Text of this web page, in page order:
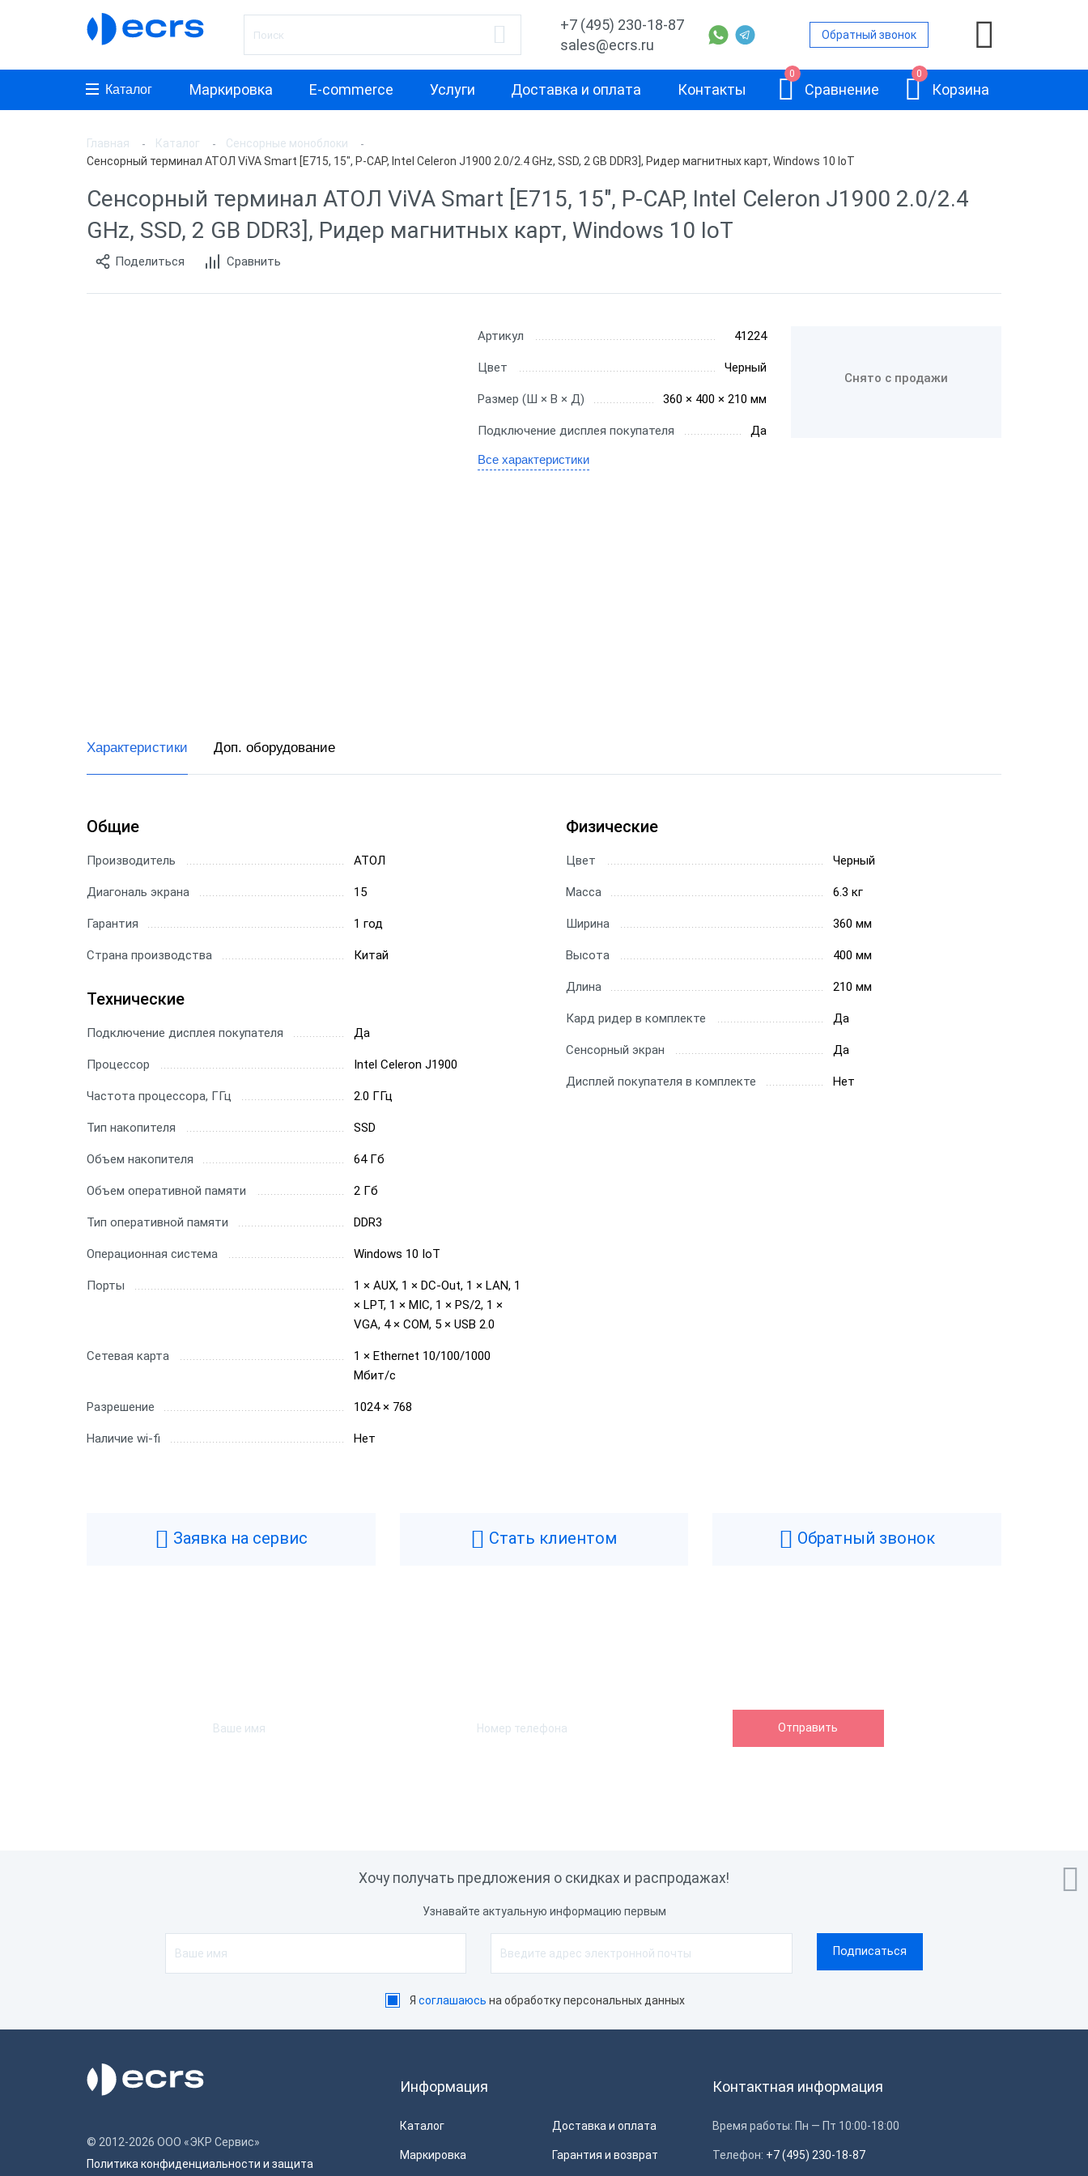
+7 (495) 230-18-87
sales@ecrs.ru
Обратный звонок
Каталог Маркировка E-commerce Услуги Доставка и оплата Контакты
0
Сравнение
0
Корзина
Производитель
Для кафе
Для ломбарда
Для миниотеля
Для гостиницы
Для салона красоты
производительность
С кард ридером
Главная Каталог
Сенсорные моноблоки
Сенсорный терминал АТОЛ ViVA Smart [E715, 15", P-CAP, Intel Celeron J1900 2.0/2.4 GHz, SSD, 2 GB DDR3], Ридер магнитных карт, Windows 10 IoT
Сенсорный терминал АТОЛ ViVA Smart [E715, 15", P-CAP, Intel Celeron J1900 2.0/2.4
GHz, SSD, 2 GB DDR3], Ридер магнитных карт, Windows 10 IoT
Поделиться Сравнить
Артикул 41224
Цвет Черный
Размер (Ш × В × Д) 360 × 400 × 210 мм
Подключение дисплея покупателя Да
Все характеристики
Снято с продажи
Характеристики Доп. оборудование
Общие
Производитель АТОЛ
Диагональ экрана 15
Гарантия 1 год
Страна производства Китай
Технические
Подключение дисплея покупателя Да
Процессор Intel Celeron J1900
Частота процессора, ГГц 2.0 ГГц
Тип накопителя SSD
Объем накопителя 64 Гб
Объем оперативной памяти 2 Гб
Тип оперативной памяти DDR3
Операционная система Windows 10 IoT
Порты
1 × AUX, 1 × DC-Out, 1 × LAN, 1
× LPT, 1 × MIC, 1 × PS/2, 1 ×
VGA, 4 × COM, 5 × USB 2.0
Сетевая карта
1 × Ethernet 10/100/1000
Мбит/с
Разрешение 1024 × 768
Наличие wi-fi Нет
Физические
Цвет Черный
Масса 6.3 кг
Ширина 360 мм
Высота 400 мм
Длина 210 мм
Кард ридер в комплекте Да
Сенсорный экран Да
Дисплей покупателя в комплекте Нет
1С:Розница 8 ПРОФ. 1С:Розница 8. Базовая версия Frontol 6
Заявка на сервис Стать клиентом Обратный звонок

Хочу получать предложения о скидках и распродажах!
Узнавайте актуальную информацию первым
Я соглашаюсь на обработку персональных данных
© 2012-2026 ООО «ЭКР Сервис»
Политика конфиденциальности и защита
Информация
Каталог
Маркировка
Доставка и оплата
Гарантия и возврат
Контактная информация
Время работы: Пн — Пт 10:00-18:00
Телефон: +7 (495) 230-18-87